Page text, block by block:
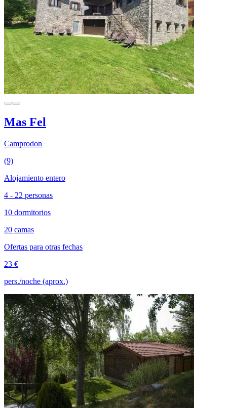
Mas Fel
Camprodon
(9)
Alojamiento entero
4 - 22 personas
10 dormitorios
20 camas
Ofertas para otras fechas
23 €
pers./noche (aprox.)